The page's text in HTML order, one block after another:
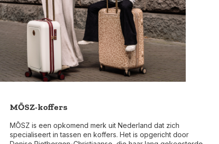
MŌSZ-koffers
MŌSZ is een opkomend merk uit Nederland dat zich
specialiseert in tassen en koffers. Het is opgericht door